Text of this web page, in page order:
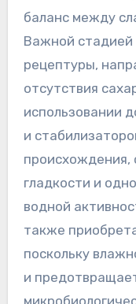
баланс между
Важной стадией
рецептуры,
отсутствия
использовании
и
гладкости и
водной
также
поскольку
и